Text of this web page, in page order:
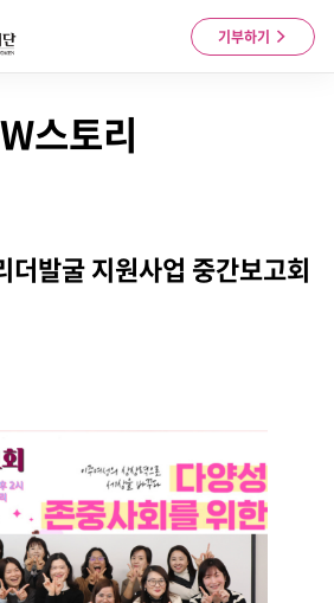
기부하기
W스토리
발굴 지원사업 중간보고회